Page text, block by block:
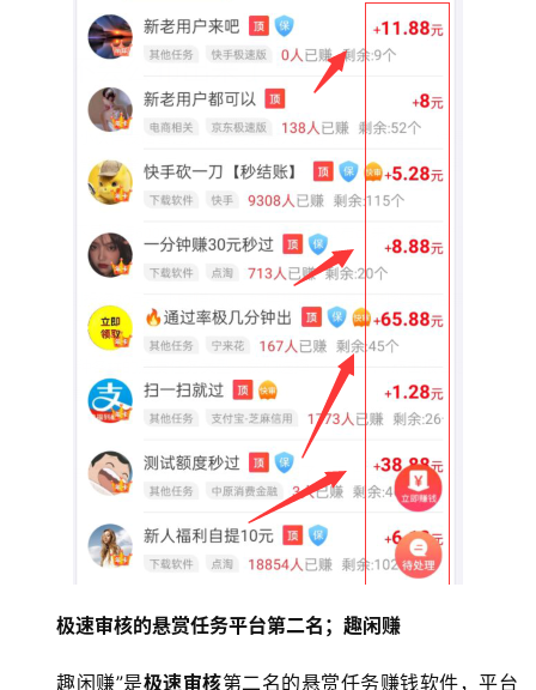
极速审核的悬赏任务平台第二名 ；趣闲赚
趣闲赚”是极速审核第二名的悬赏任务赚钱软件，平台